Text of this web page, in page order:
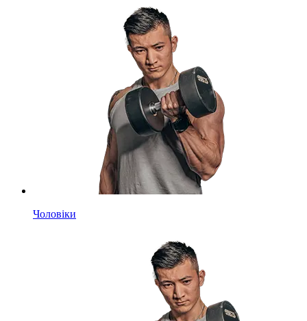
Чоловіки